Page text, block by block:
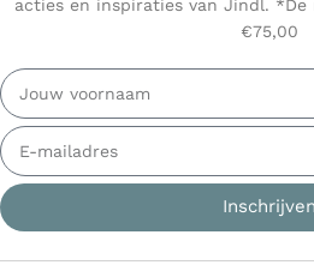
acties en inspiraties van Jindl.
€75,00
Inschrijven